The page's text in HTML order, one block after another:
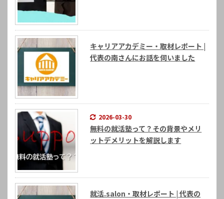
キャリアアカデミー・取材レポート |
代表の南さんにお話を伺いました
2026-03-30
無料の就活塾って？その背景やメリ
ットデメリットを解説します
就活.salon・取材レポート | 代表の